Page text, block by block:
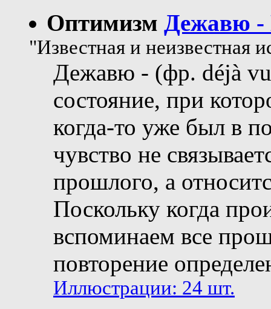
Оптимизм Дежавю -
"Известная и неизвестная
Дежавю - (фр. déjà
состояние, при
когда-то уже был в
чувство не
прошлого, а
Поскольку когда
вспоминаем все
повторение
Иллюстрации: 24 шт.